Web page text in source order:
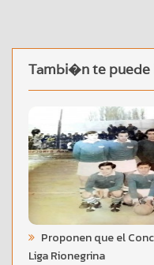
Tambi�n te puede
Proponen que el
Liga Rionegrina